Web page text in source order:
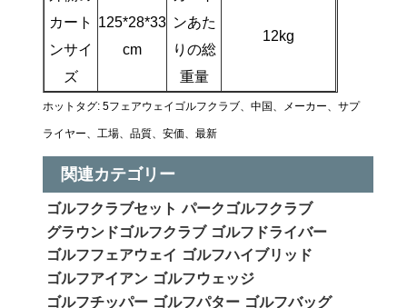
カート
ンサイ
ズ
125*28*33
cm
ンあた
りの総
重量
12kg
ホットタグ: 5フェアウェイゴルフクラブ、中国、メーカー、サプ
ライヤー、工場、品質、安価、最新
関連カテゴリー
ゴルフクラブセット パークゴルフクラブ
グラウンドゴルフクラブ ゴルフドライバー
ゴルフフェアウェイ ゴルフハイブリッド
ゴルフアイアン ゴルフウェッジ
ゴルフチッパー ゴルフパター ゴルフバッグ